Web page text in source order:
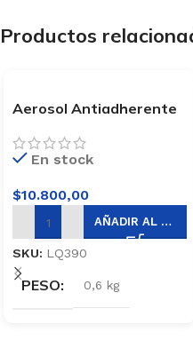
Productos
Aerosol Antiadherente
En stock
$10.800,00
AÑADIR AL CARRITO
SKU: LQ390
PESO 0,6 kg